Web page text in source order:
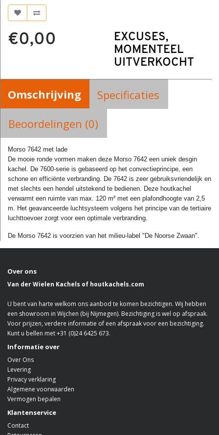
€0,00
EXCUSES,
MOMENTEEL
UITVERKOCHT
Omschrijving
Specificaties
Beoordelingen (0)
Morso 7642 met lade
De mooie ronde vormen maken deze Morso 7642 een uniek desgin
kachel. De 7600-serie is gebaseerd op het convectieprincipe, een
schone en efficiënte verbranding. De 7642 is zeer gebruiksvriendelijk en
met slechts een hendel uitstekend te bedienen. Deze houtkachel
verwarmt een ruimte van max. 120 m² met een plafondhoogte van 2,5
m. Het geavanceerde luchtsysteem volgens het principe van de tertiaire
luchttoevoer zorgt voor een optimale verbranding.
De Morso 7642 is voorzien van het milieu-label "De Noorse Zwaan".
Over ons
Van der Wielen Kachels of houtkachels.com
U bent van harte welkom ons aanbod te komen bezichtigen. Wij hebben
een showroom in Wijchen (bij Nijmegen). Bezichtiging is wel op afspraak.
Voor prijzen, verdere informatie of een afspraak voor een bezichtiging.
Kunt u bellen met +31 (0)24 6425 673.
Informatie over
Over Ons
Levering
Privacy verklaring
Algemene voorwaarden
Vermogen bepalen
Klantenservice
Contact